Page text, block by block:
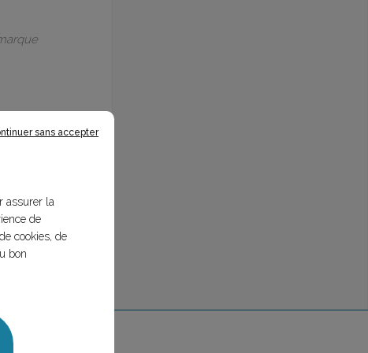
sans accepter
assurer la
de
cookies, de
bon